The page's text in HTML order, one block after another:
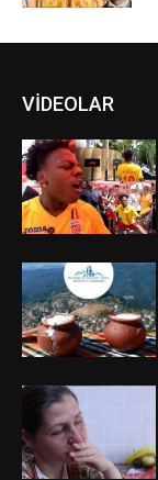
VİDEOLAR